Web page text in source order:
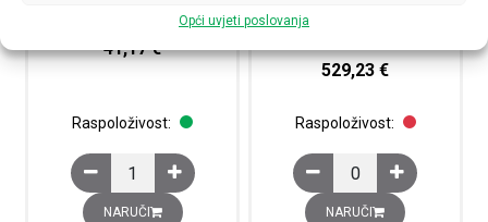
Opći uvjeti poslovanja
41,17€
Raspoloživost:
Grijač PTC, 50 W, 110-250V AC/DC količina
NARUČI
konekcija: 2 vijka
529,23€
Raspoloživost:
Grijač 150W, 110-250
NARUČI